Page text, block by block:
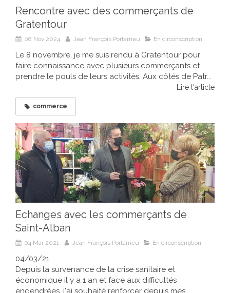
Rencontre avec des commerçants de
Gratentour
08 Nov 2024 Jean François Portarrieu En circonscription
Le 8 novembre, je me suis rendu à Gratentour pour
faire connaissance avec plusieurs commerçants et
prendre le pouls de leurs activités. Aux côtés de Patr...
Lire l'article
commerce
Echanges avec les commerçants de
Saint-Alban
04 Mar 2021 Jean François Portarrieu En circonscription
04/03/21
Depuis la survenance de la crise sanitaire et
économique il y a 1 an et face aux difficultés
engendrées, j'ai souhaité renforcer depuis mes